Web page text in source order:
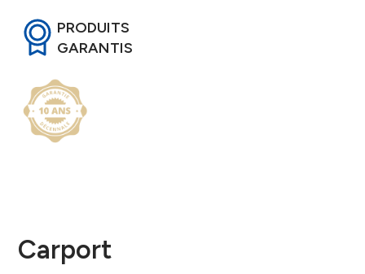
PRODUITS
GARANTIS
Carport